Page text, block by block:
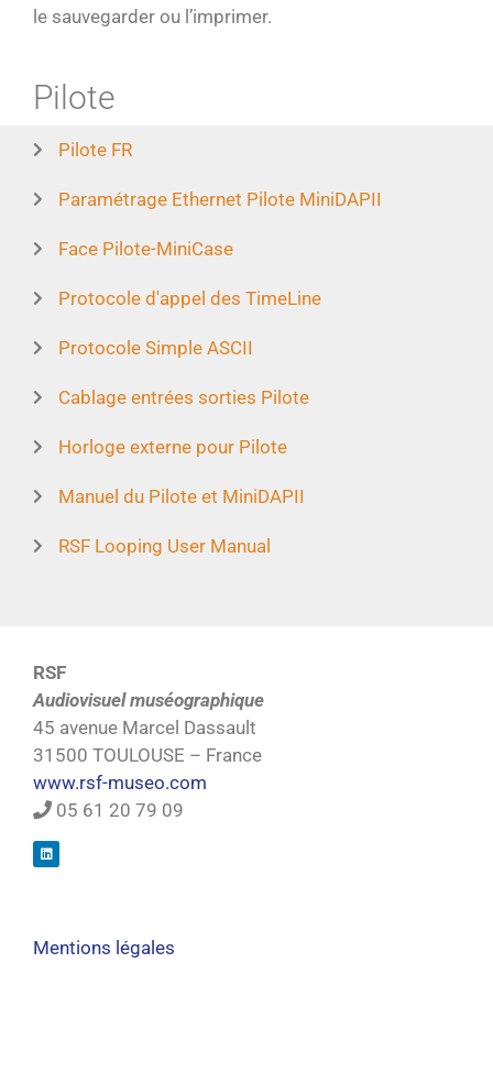
le sauvegarder ou l’imprimer.
Pilote
Pilote FR
Paramétrage Ethernet Pilote MiniDAPII
Face Pilote-MiniCase
Protocole d'appel des TimeLine
Protocole Simple ASCII
Cablage entrées sorties Pilote
Horloge externe pour Pilote
Manuel du Pilote et MiniDAPII
RSF Looping User Manual
RSF
Audiovisuel muséographique
45 avenue Marcel Dassault
31500 TOULOUSE – France
www.rsf-museo.com
05 61 20 79 09
Mentions légales